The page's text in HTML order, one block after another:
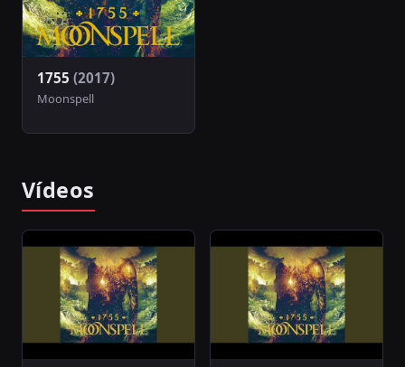
1755 (2017)
Moonspell
Vídeos